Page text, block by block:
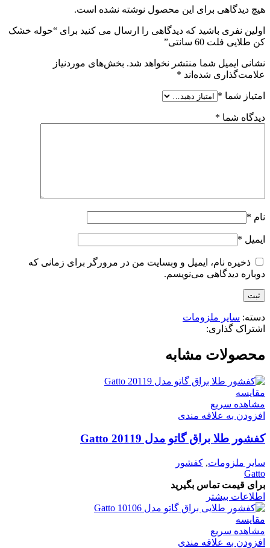
هیچ دیدگاهی برای این محصول نوشته نشده است.
اولین نفری باشید که دیدگاهی را ارسال می کنید برای “حوله خشک
کن طلایی فلت 60 سانتی”
نشانی ایمیل شما منتشر نخواهد شد. بخش‌های موردنیاز
علامت‌گذاری شده‌اند *
امتیاز شما *
دیدگاه شما *
نام *
ایمیل *
ذخیره نام، ایمیل و وبسایت من در مرورگر برای زمانی که
دوباره دیدگاهی می‌نویسم.
دسته: سایر ملزومات
اشتراک گذاری:
محصولات مشابه
مقایسه
مشاهده سریع
افزودن به علاقه مندی
کفشور طلا براق گاتو مدل 20119 Gatto
سایر ملزومات, کفشور
Gatto
برای قیمت تماس بگیرید
اطلاعات بیشتر
مقایسه
مشاهده سریع
افزودن به علاقه مندی